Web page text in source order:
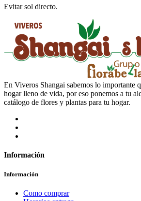
Evitar sol directo.
En Viveros Shangai sabemos lo importante
hogar lleno de vida, por eso ponemos a tu
catálogo de flores y plantas para tu hogar.
Información
Información
Como comprar